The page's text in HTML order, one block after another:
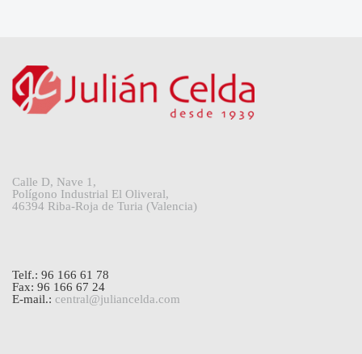
Calle D, Nave 1,
Polígono Industrial El Oliveral,
46394 Riba-Roja de Turia (Valencia)
Telf.: 96 166 61 78
Fax: 96 166 67 24
E-mail.: central@juliancelda.com